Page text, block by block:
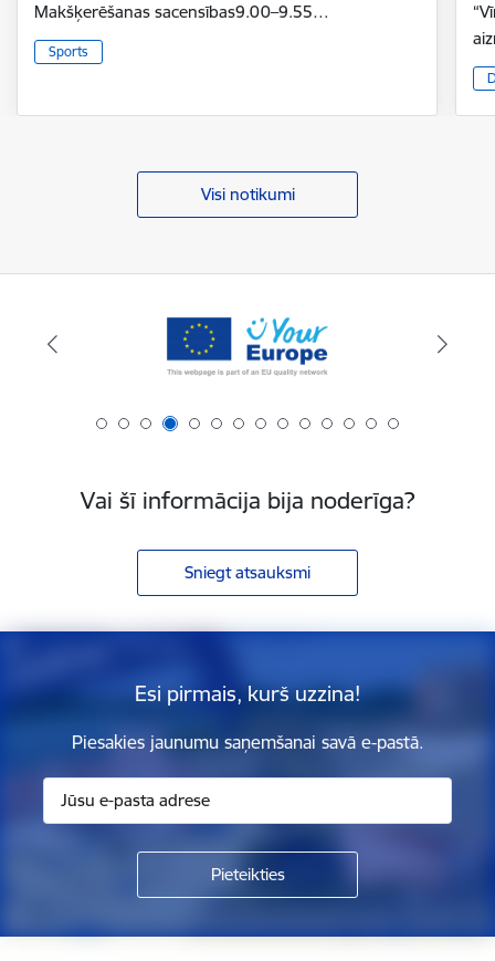
Makšķerēšanas sacensības9.00–9.55…
Sports
Visi notikumi
Vai šī informācija bija noderīga?
Sniegt atsauksmi
Esi pirmais, kurš uzzina!
Piesakies jaunumu saņemšanai savā e-pastā.